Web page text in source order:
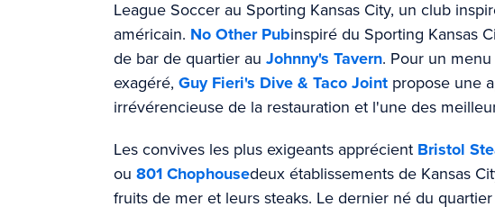
League Soccer au Sporting Kansas City, un club
américain. No Other Pubinspiré du Sporting Kansas
de bar de quartier au Johnny's Tavern. Pour un
exagéré, Guy Fieri's Dive & Taco Joint propose une
irrévérencieuse de la restauration et l'une des
Les convives les plus exigeants apprécient Bristol
ou 801 Chophousedeux établissements de Kansas
fruits de mer et leurs steaks. Le dernier né du